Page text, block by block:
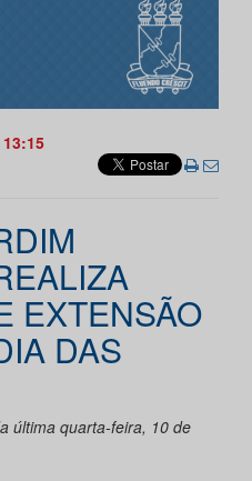
EXTENSÃO
DAS
última quarta-feira, 10 de